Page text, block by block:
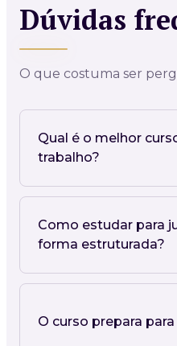
Dúvidas
O que costuma ser
Qual é o melhor
trabalho?
Como estudar para
forma estruturada?
O curso prepara